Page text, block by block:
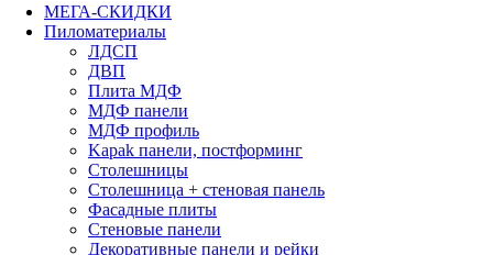
МЕГА-СКИДКИ
Пиломатериалы
ЛДСП
ДВП
Плита МДФ
МДФ панели
МДФ профиль
Kapak панели, постформинг
Столешницы
Столешница + стеновая панель
Фасадные плиты
Стеновые панели
Декоративные панели и рейки